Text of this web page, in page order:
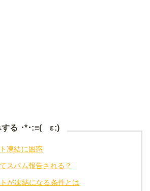
する ･*･:≡( ε:)
凍結に困惑
スパム報告される？
が凍結になる条件とは